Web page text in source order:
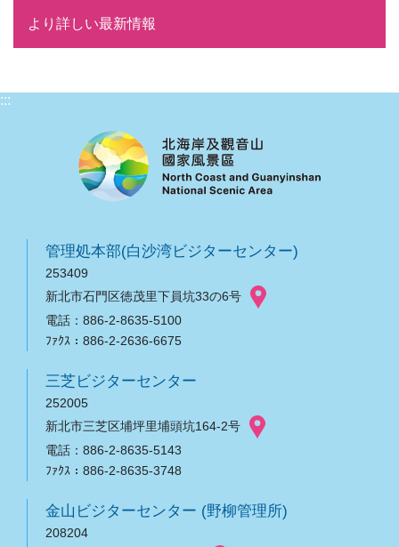
際競争力を向上
より詳しい最新情報
:::
管理処本部(白沙湾ビジターセンター)
253409
新北市石門区徳茂里下員坑33の6号
電話：886-2-8635-5100
ﾌｧｸｽ：886-2-2636-6675
三芝ビジターセンター
252005
新北市三芝区埔坪里埔頭坑164-2号
電話：886-2-8635-5143
ﾌｧｸｽ：886-2-8635-3748
金山ビジターセンター (野柳管理所)
208204